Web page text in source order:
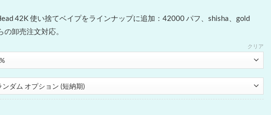
42K 使い捨てベイプをラインナップに追加：42000 パフ、shisha、gold
卸売注文対応。
クリア